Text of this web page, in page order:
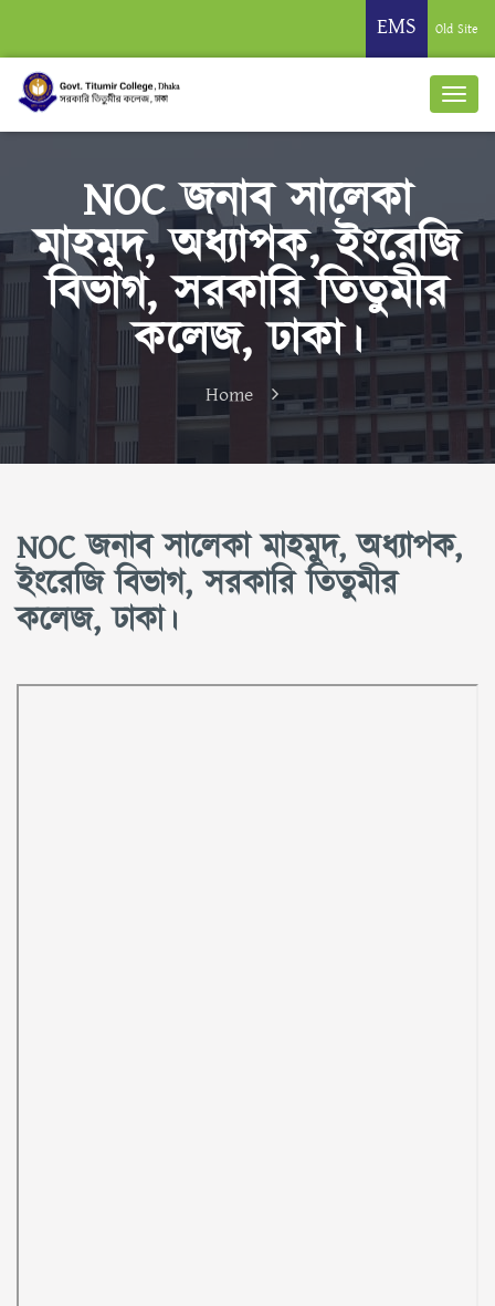
EMS Old Site
NOC জনাব সালেকা
মাহমুদ, অধ্যাপক, ইংরেজি
বিভাগ, সরকারি তিতুমীর
কলেজ, ঢাকা।
Home
NOC জনাব সালেকা মাহমুদ, অধ্যাপক,
ইংরেজি বিভাগ, সরকারি তিতুমীর
কলেজ, ঢাকা।